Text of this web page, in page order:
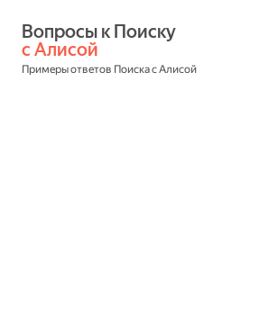
с Алисой
Примеры ответов Поиска с Алисой